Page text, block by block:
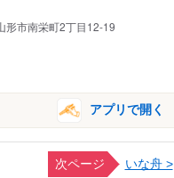
形市南栄町2丁目12-19
アプリで開く
次ページ いな舟 >